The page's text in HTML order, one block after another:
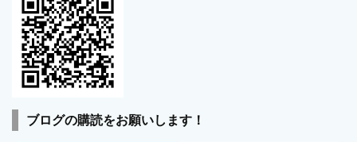
ブログの購読をお願いします！